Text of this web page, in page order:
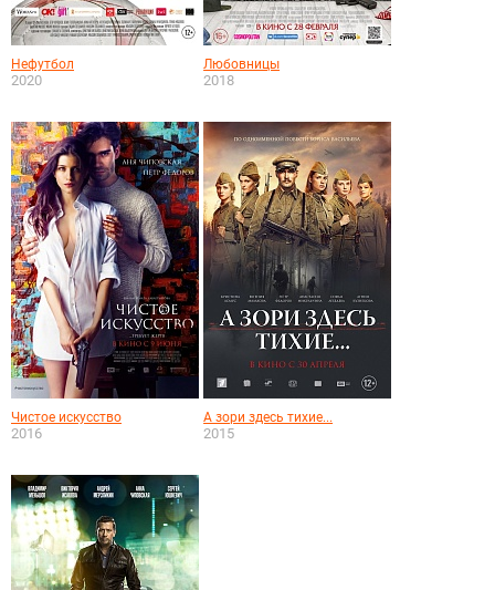
Нефутбол
2020
Любовницы
2018
Чистое искусство
2016
А зори здесь тихие...
2015